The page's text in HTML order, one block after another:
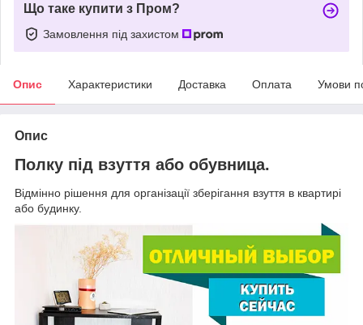
Що таке купити з Пром?
Замовлення під захистом
Опис Характеристики Доставка Оплата Умови
Опис
Полку під взуття або обувница.
Відмінно рішення для організації зберігання взуття в квартирі
або будинку.